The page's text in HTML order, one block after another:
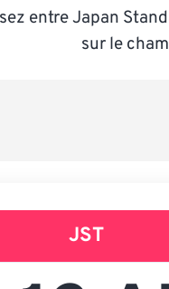
entre Japan
sur le
JST